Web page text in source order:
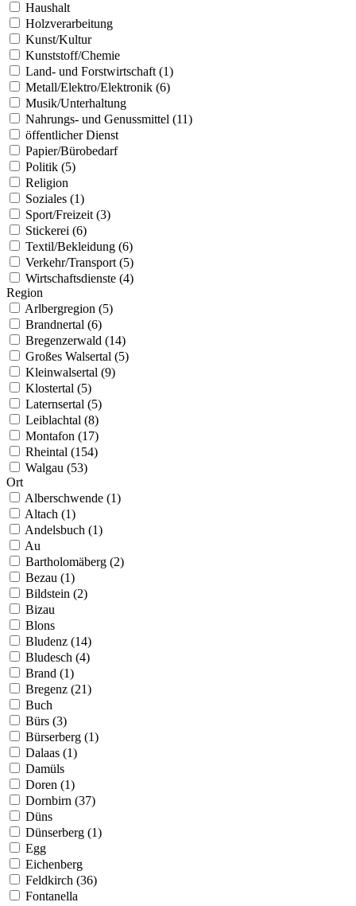
Haushalt
Holzverarbeitung
Kunst/Kultur
Kunststoff/Chemie
Land- und Forstwirtschaft (1)
Metall/Elektro/Elektronik (6)
Musik/Unterhaltung
Nahrungs- und Genussmittel (11)
öffentlicher Dienst
Papier/Bürobedarf
Politik (5)
Religion
Soziales (1)
Sport/Freizeit (3)
Stickerei (6)
Textil/Bekleidung (6)
Verkehr/Transport (5)
Wirtschaftsdienste (4)
Region
Arlbergregion (5)
Brandnertal (6)
Bregenzerwald (14)
Großes Walsertal (5)
Kleinwalsertal (9)
Klostertal (5)
Laternsertal (5)
Leiblachtal (8)
Montafon (17)
Rheintal (154)
Walgau (53)
Ort
Alberschwende (1)
Altach (1)
Andelsbuch (1)
Au
Bartholomäberg (2)
Bezau (1)
Bildstein (2)
Bizau
Blons
Bludenz (14)
Bludesch (4)
Brand (1)
Bregenz (21)
Buch
Bürs (3)
Bürserberg (1)
Dalaas (1)
Damüls
Doren (1)
Dornbirn (37)
Düns
Dünserberg (1)
Egg
Eichenberg
Feldkirch (36)
Fontanella